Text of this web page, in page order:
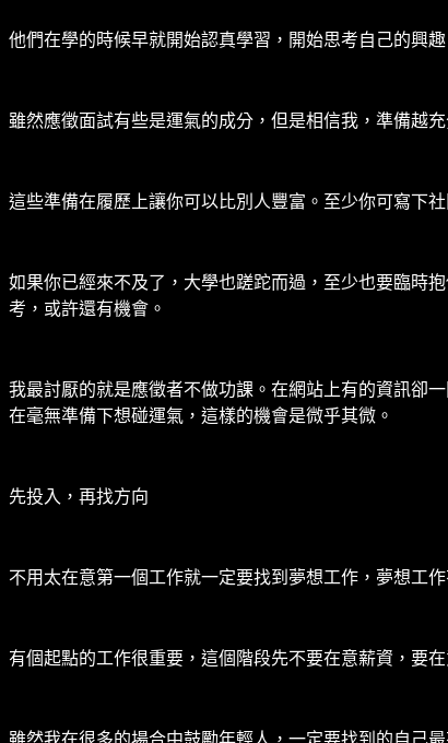
他們在學的時候早就開始認真學習，開始思考自己的興
雖然應徵面試有些是運氣的成分，但是相信我，準備越
這些準備在履歷上讓你可以比別人豐富。至少你可寫下
如果你已經來不及了，大學也蹉跎而過，至少也要臨時
考，或許還有機會。
我最討厭的就是應徵者不做功課。在網站上有的資訊卻
在毫無準備下想碰運氣，這樣的機會是微乎其微。
先投入，再找方向
不用太在意第一個工作就一定要找到夢想工作，夢想工
有個起點的工作很重要，這個階段先不要在意薪資，要